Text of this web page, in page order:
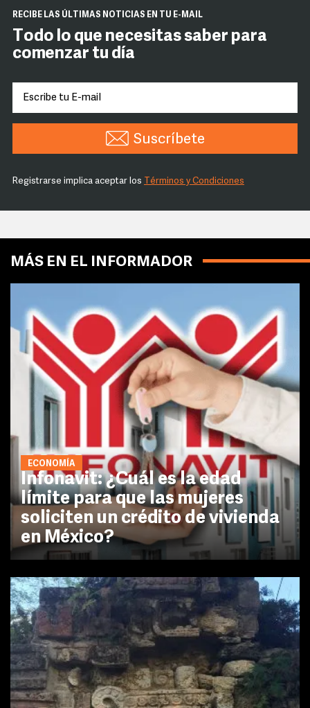
RECIBE LAS ÚLTIMAS NOTICIAS EN TU E-MAIL
Todo lo que necesitas saber para
comenzar tu día
Suscríbete
Registrarse implica aceptar los Términos y Condiciones
MÁS EN EL INFORMADOR
ECONOMÍA
Infonavit: ¿Cuál es la edad
límite para que las mujeres
soliciten un crédito de vivienda
en México?